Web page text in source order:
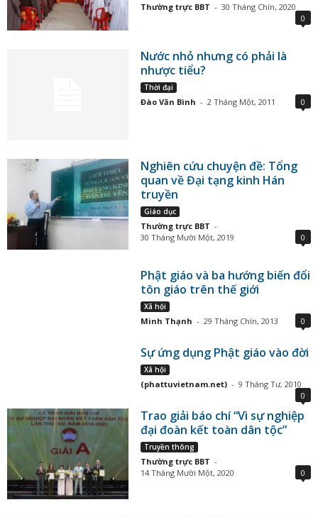
Thường trực BBT - 30 Tháng Chín, 2020
0
Nước nhỏ nhưng có phải là
nhược tiểu?
Thời đại
Đào Văn Bình - 2 Tháng Một, 2011 0
Nghiên cứu chuyện đề: Tổng
quan về Đại tạng kinh Hán
truyền
Giáo dục
Thường trực BBT -
30 Tháng Mười Một, 2019
0
Phật giáo và ba hướng biến đổi
tôn giáo trên thế giới
Xã hội
Minh Thạnh - 29 Tháng Chín, 2013 0
Sự ứng dụng Phật giáo vào đời
Xã hội
(phattuvietnam.net) - 9 Tháng Tư, 2010
0
Trao giải báo chí “Vì sự nghiệp
đại đoàn kết toàn dân tộc”
Truyền thông
Thường trực BBT -
14 Tháng Mười Một, 2020
0